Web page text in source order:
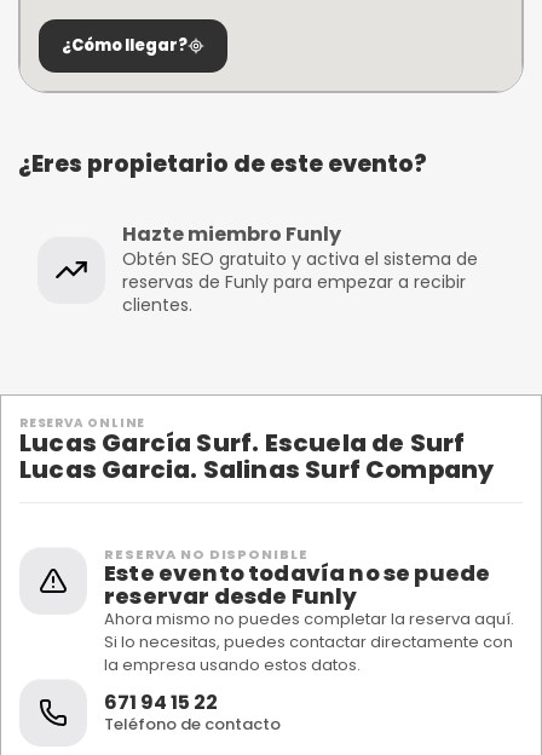
¿Cómo llegar?
¿Eres propietario de este evento?
Hazte miembro Funly
Obtén SEO gratuito y activa el sistema de
reservas de Funly para empezar a recibir
clientes.
RESERVA ONLINE
Lucas García Surf. Escuela de Surf
Lucas Garcia. Salinas Surf Company
RESERVA NO DISPONIBLE
Este evento todavía no se puede
reservar desde Funly
Ahora mismo no puedes completar la reserva aquí.
Si lo necesitas, puedes contactar directamente con
la empresa usando estos datos.
671 94 15 22
Teléfono de contacto